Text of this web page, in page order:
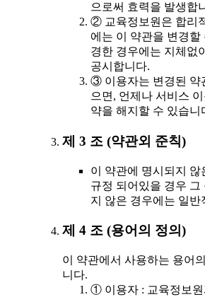
으로써 효력을 발생합
② 교육정보원은 합리
에는 이 약관을 변경할
경한 경우에는 지체없
공시합니다.
③ 이용자는 변경된 약
으면, 언제나 서비스
약을 해지할 수 있습니
제 3 조 (약관외 준칙)
이 약관에 명시되지 않
규정 되어있을 경우 그
지 않은 경우에는 일
제 4 조 (용어의 정의)
이 약관에서 사용하는 용어
니다.
① 이용자 : 교육정보